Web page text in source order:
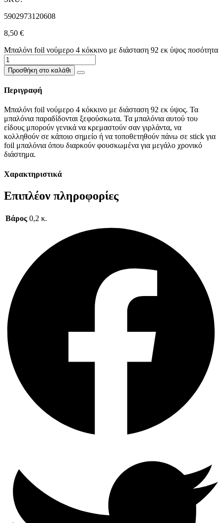
5902973120608
8,50 €
Μπαλόνι foil νούμερο 4 κόκκινο με διάσταση 92 εκ ύψος ποσότητα
Προσθήκη στο καλάθι
Περιγραφή
Μπαλόνι foil νούμερο 4 κόκκινο με διάσταση 92 εκ ύψος. Τα
μπαλόνια παραδίδονται ξεφούσκωτα. Τα μπαλόνια αυτού του
είδους μπορούν γενικά να κρεμαστούν σαν γιρλάντα, να
κολληθούν σε κάποιο σημείο ή να τοποθετηθούν πάνω σε stick για
foil μπαλόνια όπου διαρκούν φουσκωμένα για μεγάλο χρονικό
διάστημα.
Χαρακτηριστικά
Επιπλέον πληροφορίες
Βάρος 0,2 κ.